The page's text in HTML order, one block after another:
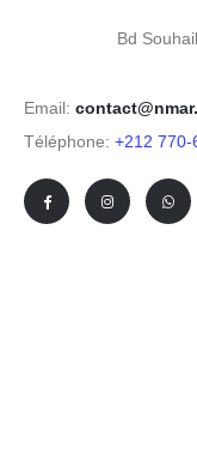
Bd
Email:
Téléphone: +212 770-